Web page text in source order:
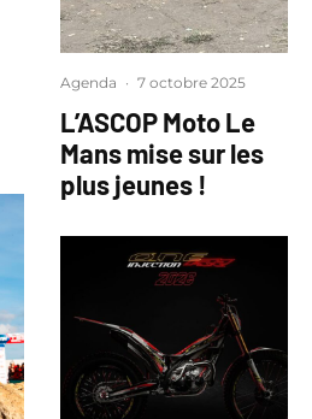
Agenda · 7 octobre 2025
L’ASCOP Moto Le
Mans mise sur les
plus jeunes !